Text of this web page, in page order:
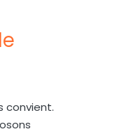
convient.